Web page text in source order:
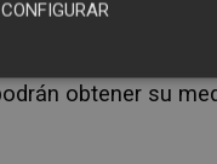
de los
obtener su
CONFIGURAR